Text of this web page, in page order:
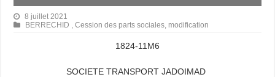
8 juillet 2021
BERRECHID ,Cession des parts sociales, modification
1824-11M6
SOCIETE TRANSPORT JADOIMAD